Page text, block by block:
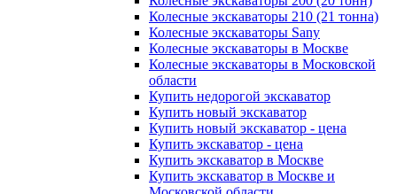
Колесные экскаваторы 210 (21 тонна)
Колесные экскаваторы Sany
Колесные экскаваторы в Москве
Колесные экскаваторы в Московской
области
Купить недорогой экскаватор
Купить новый экскаватор
Купить новый экскаватор - цена
Купить экскаватор - цена
Купить экскаватор в Москве
Купить экскаватор в Москве и